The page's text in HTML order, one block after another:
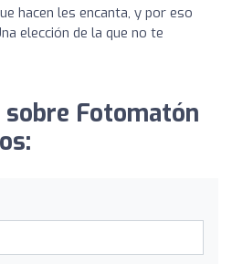
hacen les encanta, y por eso
elección de la que no te
sobre Fotomatón